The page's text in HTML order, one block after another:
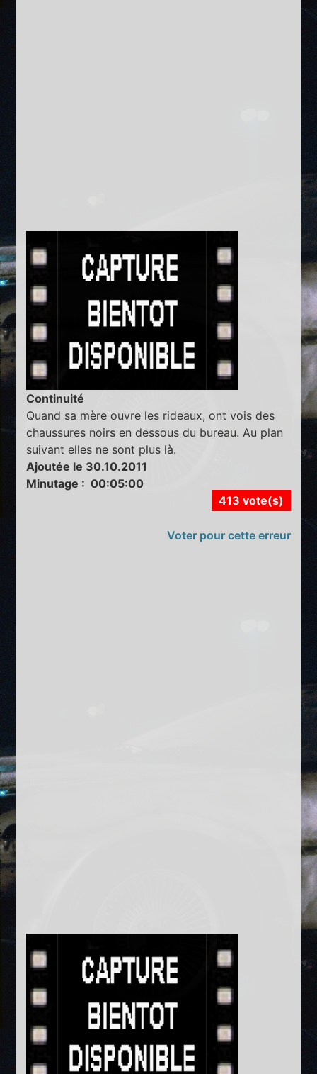
Continuité
Quand sa mère ouvre les rideaux, ont vois des
chaussures noirs en dessous du bureau. Au plan
suivant elles ne sont plus là.
Ajoutée le 30.10.2011
Minutage : 00:05:00
413 vote(s)
Voter pour cette erreur